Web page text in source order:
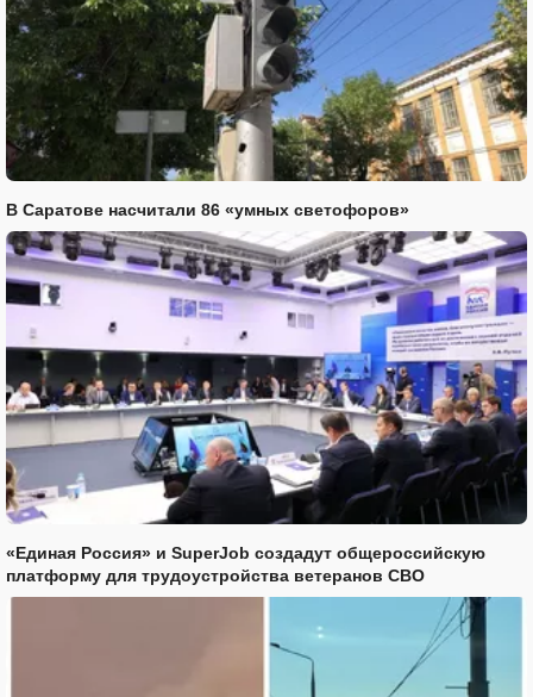
В Саратове насчитали 86 «умных светофоров»
«Единая Россия» и SuperJob создадут общероссийскую
платформу для трудоустройства ветеранов СВО